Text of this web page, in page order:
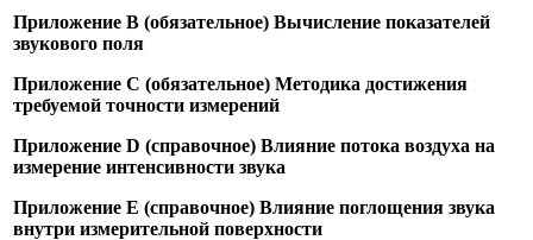
Приложение В (обязательное) Вычисление показателей
звукового поля
Приложение С (обязательное) Методика достижения
требуемой точности измерений
Приложение D (справочное) Влияние потока воздуха на
измерение интенсивности звука
Приложение Е (справочное) Влияние поглощения звука
внутри измерительной поверхности